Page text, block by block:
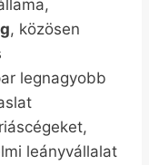
, közösen
legnagyobb
leányvállalat